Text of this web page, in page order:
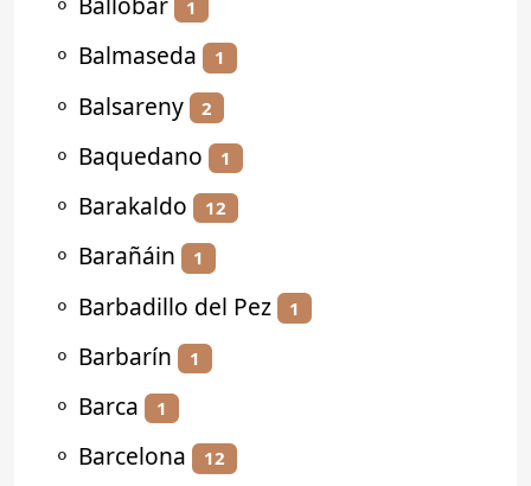
1
⚬ Balmaseda 1
⚬ Balsareny 2
⚬ Baquedano 1
⚬ Barakaldo 12
⚬ Barañáin 1
⚬ Barbadillo del Pez 1
⚬ Barbarín 1
⚬ Barca 1
⚬ Barcelona 12